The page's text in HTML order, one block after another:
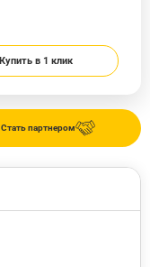
Стать партнером
Купить в 1 клик